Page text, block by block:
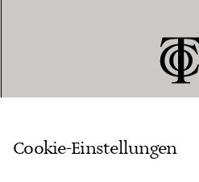
KUNDENSERVICE
Cookie-Einstellungen